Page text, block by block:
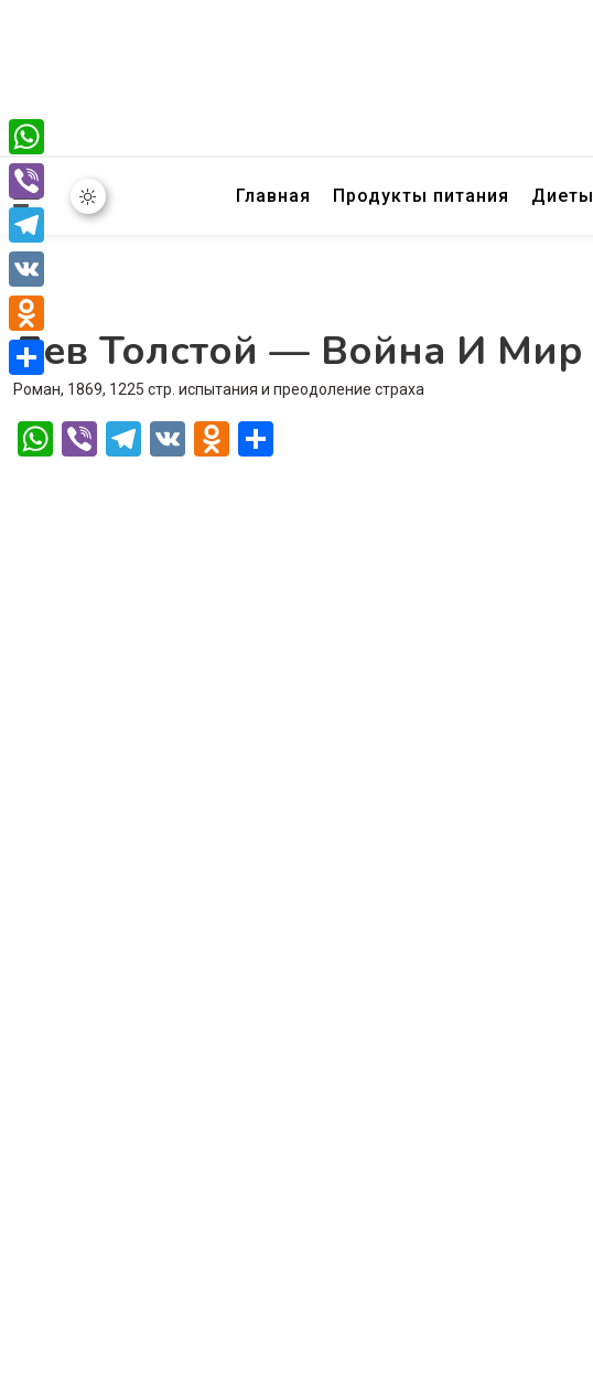
Главная Продукты питания Диеты
Лев Толстой — Война И Мир
Роман, 1869, 1225 стр. испытания и преодоление страха
WhatsApp
ViberTelegram
VK Odnoklassniki
WhatsApp
Viber
Telegram
VK
Odnoklassniki
Отправить